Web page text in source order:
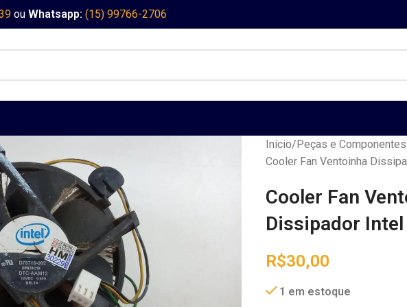
ou Whatsapp: (15) 99766-2706
Início Peças e
Cooler Fan Ventoinha
Cooler Fan
Dissipador
R$30,00
1 em estoque